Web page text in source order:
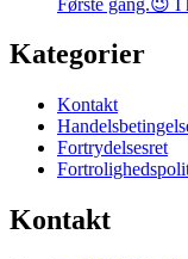
Kategorier
Kontakt
Fortrydelsesret
Kontakt